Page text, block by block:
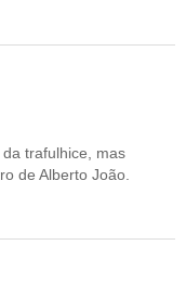
trafulhice, mas
de Alberto João.